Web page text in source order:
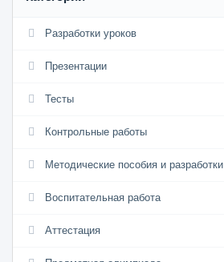
Разработки уроков
Презентации
Тесты
Контрольные работы
Методические пособия и разработки
Воспитательная работа
Аттестация